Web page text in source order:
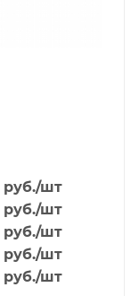
руб./шт
руб./шт
руб./шт
руб./шт
руб./шт